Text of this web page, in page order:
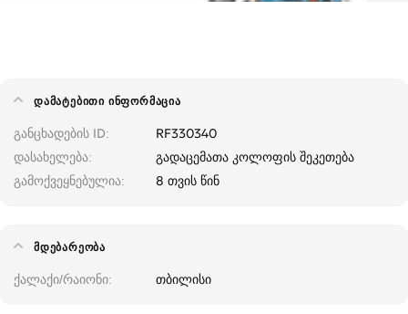
ᲓᲐᲛᲐᲢᲔᲑᲘᲗᲘ ᲘᲜᲤᲝᲠᲛᲐᲪᲘᲐ
განცხადების ID
RF330340
დასახელება
გადაცემათა კოლოფის შეკეთება
გამოქვეყნებულია
8 თვის წინ
ᲛᲓᲔᲑᲐᲠᲔᲝᲑᲐ
ქალაქი/რაიონი თბილისი